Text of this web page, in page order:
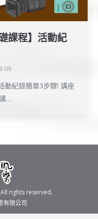
課程】活動紀
09
動紀錄簡單3步驟! 講座
…
rights reserved.
有限公司